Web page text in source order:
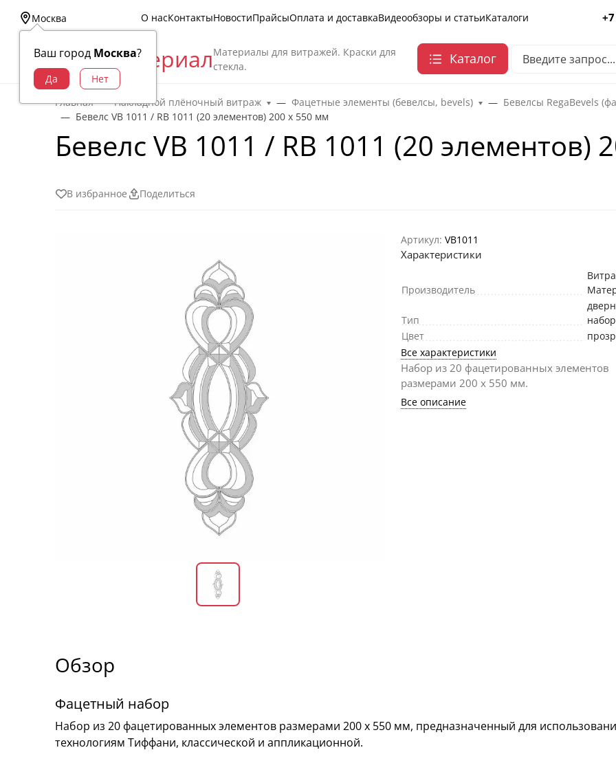
Москва
Ваш город Москва?
О насКонтактыНовостиПрайсыОплата и доставкаВидеообзоры и статьиКаталоги
Витраж МатериалМатериалы для витражей. Краски для
стекла.
Каталог
Главная Накладной плёночный витраж Фацетные элементы (бевелсы, bevels)
Бевелсы RegaBevels
Бевелс VB 1011 / RB 1011 (20 элементов) 200 х 550 мм
Бевелс VB 1011 / RB 1011 (20 элементов)
В избранное Поделиться
Артикул: VB1011
Характеристики
Производитель
Тип
Цвет
Все характеристики
Набор из 20 фацетированных элементов
размерами 200 х 550 мм.
Все описание
Обзор
Фацетный набор
Набор из 20 фацетированных элементов размерами 200 х 550 мм, предназначенный для
технологиям Тиффани, классической и аппликационной.